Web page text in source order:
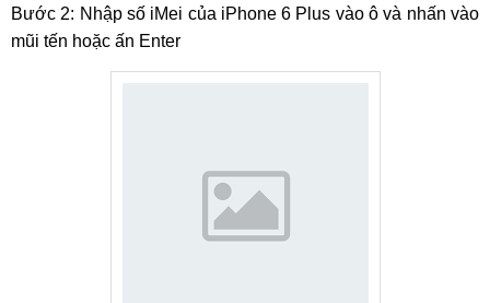
Bước 2: Nhập số iMei của iPhone 6 Plus vào ô và nhấn vào
mũi tến hoặc ấn Enter